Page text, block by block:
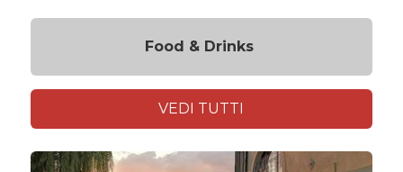
Food & Drinks
VEDI TUTTI